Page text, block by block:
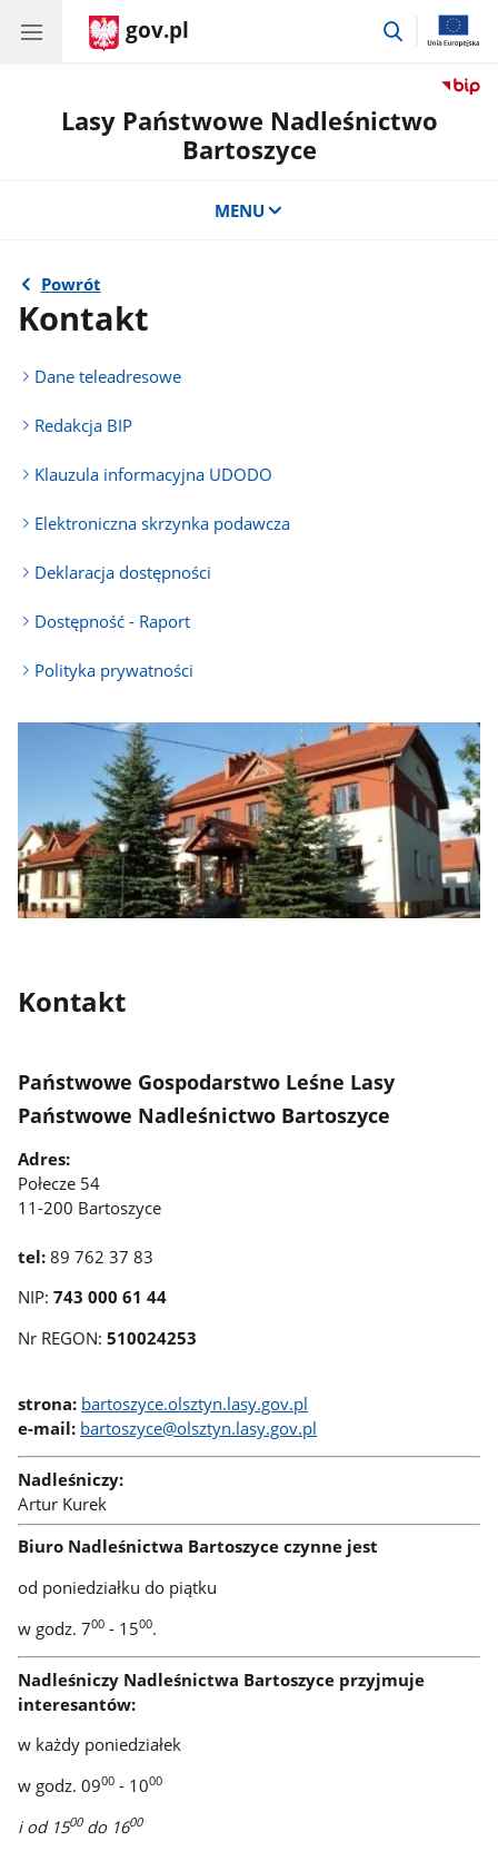
gov.pl
przejdź
Lasy Państwowe Nadleśnictwo
Bartoszyce
MENU
Powrót
Kontakt
Dane teleadresowe
Redakcja BIP
Klauzula informacyjna UDODO
Elektroniczna skrzynka podawcza
Deklaracja dostępności
Dostępność - Raport
Polityka prywatności
Kontakt
Państwowe Gospodarstwo Leśne Lasy
Państwowe Nadleśnictwo Bartoszyce
Adres:
Połecze 54
11-200 Bartoszyce
tel: 89 762 37 83
NIP:743 000 61 44
Nr REGON:510024253
strona: bartoszyce.olsztyn.lasy.gov.pl
e-mail: bartoszyce@olsztyn.lasy.gov.pl
Nadleśniczy:
Artur Kurek
Biuro Nadleśnictwa Bartoszyce czynne jest
od poniedziałku do piątku
w godz. 700 - 1500.
Nadleśniczy Nadleśnictwa Bartoszyce przyjmuje
interesantów:
w każdy poniedziałek
w godz. 0900 - 1000
i od 1500do 1600